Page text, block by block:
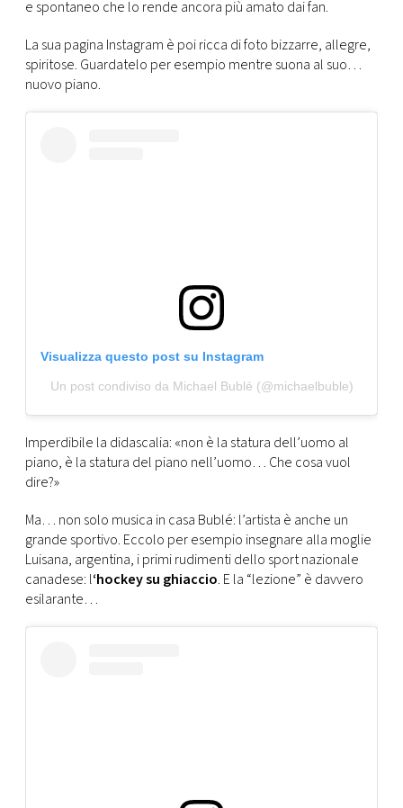
CONSIGLIA
e spontaneo che lo rende ancora più amato dai fan.
La sua pagina Instagram è poi ricca di foto bizzarre, allegre,
spiritose. Guardatelo per esempio mentre suona al suo…
nuovo piano.
Visualizza questo post su Instagram
Un post condiviso da Michael Bublé (@michaelbuble)
Imperdibile la didascalia: «non è la statura dell’uomo al
piano, è la statura del piano nell’uomo… Che cosa vuol
dire?»
Ma… non solo musica in casa Bublé: l’artista è anche un
grande sportivo. Eccolo per esempio insegnare alla moglie
Luisana, argentina, i primi rudimenti dello sport nazionale
canadese: l‘hockey su ghiaccio. E la “lezione” è davvero
esilarante…